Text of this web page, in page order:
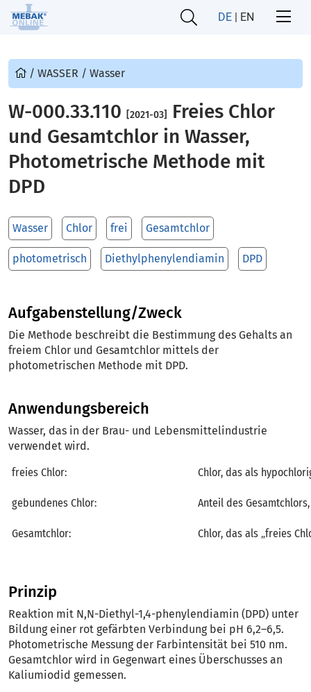
DE | EN
/ WASSER / Wasser
W-000.33.110 [2021-03]
Freies Chlor
und Gesamtchlor in Wasser,
Photometrische Methode mit
DPD
Wasser Chlor frei Gesamtchlor
photometrisch Diethylphenylendiamin DPD
Aufgabenstellung/Zweck
Die Methode beschreibt die Bestimmung des Gehalts an
freiem Chlor und Gesamtchlor mittels der
photometrischen Methode mit DPD.
Anwendungsbereich
Wasser, das in der Brau- und Lebensmittelindustrie
verwendet wird.
freies Chlor:
Chlor, das als
gebundenes Chlor: Anteil des
Gesamtchlor: Chlor, das als „freies
Prinzip
Reaktion mit N,N-Diethyl-1,4-phenylendiamin (DPD) unter
Bildung einer rot gefärbten Verbindung bei pH 6,2–6,5.
Photometrische Messung der Farb­intensität bei 510 nm.
Gesamtchlor wird in Gegenwart eines Überschusses an
Kaliumiodid gemessen.